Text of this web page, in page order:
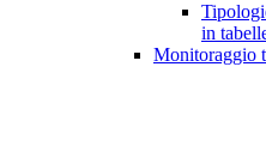
in
Monitoraggio